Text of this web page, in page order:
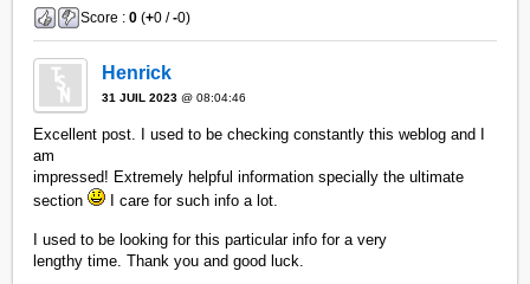
Score :0 (+0 /-0)
Henrick
31 JUIL 2023 @ 08:04:46
Excellent post. I used to be checking constantly this weblog and I
am
impressed! Extremely helpful information specially the ultimate
section
I care for such info a lot.
I used to be looking for this particular info for a very
lengthy time. Thank you and good luck.